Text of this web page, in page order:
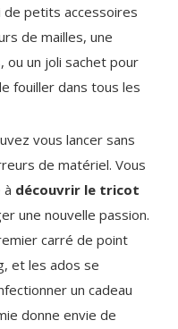
petits accessoires
de mailles, une
ou un joli sachet pour
fouiller dans tous les
vous lancer sans
de matériel. Vous
à découvrir le tricot
une nouvelle passion.
carré de point
et les ados se
un cadeau
donne envie de